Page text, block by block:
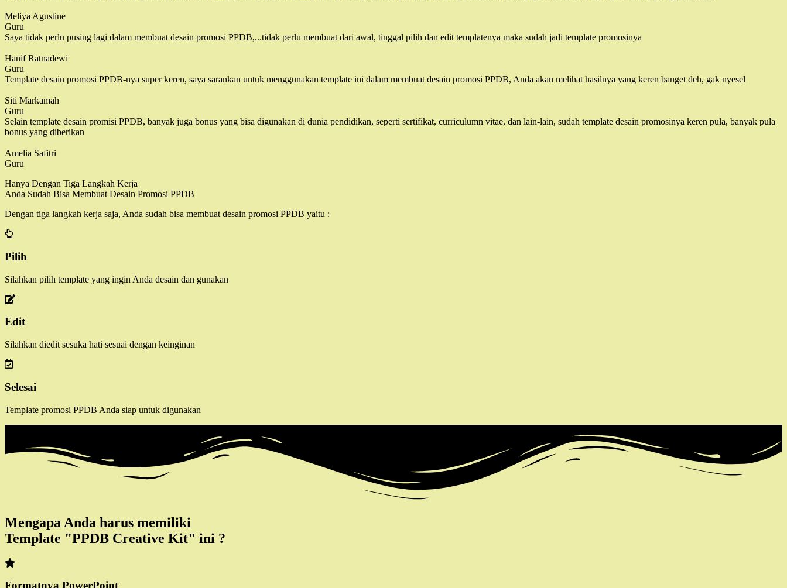
Meliya Agustine
Guru
Saya tidak perlu pusing lagi dalam membuat desain promosi PPDB,...tidak perlu membuat dari awal, tinggal pilih dan edit templatenya maka sudah jadi template promosinya
Hanif Ratnadewi
Guru
Template desain promosi PPDB-nya super keren, saya sarankan untuk menggunakan template ini dalam membuat desain promosi PPDB, Anda akan melihat hasilnya yang keren banget deh, gak nyesel
Siti Markamah
Guru
Selain template desain promisi PPDB, banyak juga bonus yang bisa digunakan di dunia pendidikan, seperti sertifikat, curriculumn vitae, dan lain-lain, sudah template desain promosinya keren pula, banyak pula
bonus yang diberikan
Amelia Safitri
Guru
Hanya Dengan Tiga Langkah Kerja
Anda Sudah Bisa Membuat Desain Promosi PPDB
Dengan tiga langkah kerja saja, Anda sudah bisa membuat desain promosi PPDB yaitu :
Pilih
Silahkan pilih template yang ingin Anda desain dan gunakan
Edit
Silahkan diedit sesuka hati sesuai dengan keinginan
Selesai
Template promosi PPDB Anda siap untuk digunakan
Mengapa Anda harus memiliki
Template "PPDB Creative Kit" ini ?
Formatnya PowerPoint